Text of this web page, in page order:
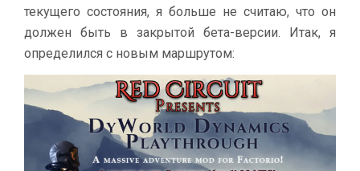
текущего состояния, я больше не считаю, что он
должен быть в закрытой бета-версии. Итак, я
определился с новым маршрутом: